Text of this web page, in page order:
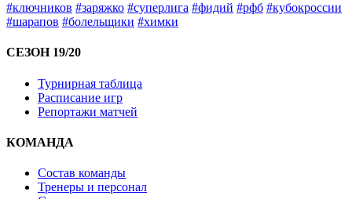
#ключников #заряжко #суперлига #фидий #рфб #кубокроссии
#шарапов #болельщики #химки
СЕЗОН 19/20
Турнирная таблица
Расписание игр
Репортажи матчей
КОМАНДА
Состав команды
Тренеры и персонал